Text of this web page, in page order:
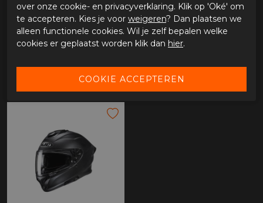
HJC C10 Geti zwart/wit
€ 116,96
HJC i71 Simo
€ 269,95 € 180,00
over onze cookie- en privacyverklaring. Klik op 'Oké' om
te accepteren. Kies je voor weigeren? Dan plaatsen we
alleen functionele cookies. Wil je zelf bepalen welke
cookies er geplaatst worden klik dan hier.